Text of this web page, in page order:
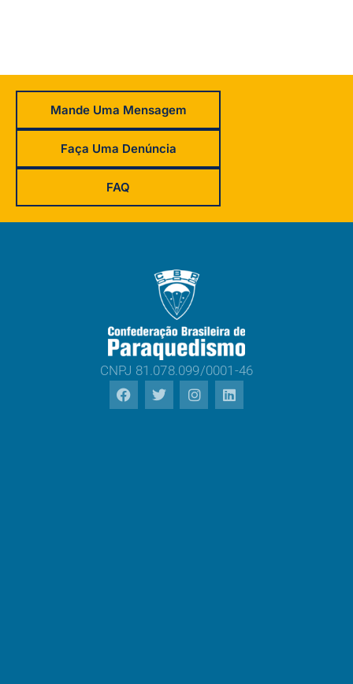
Mande Uma Mensagem
Faça Uma Denúncia
FAQ
CNPJ 81.078.099/0001-46